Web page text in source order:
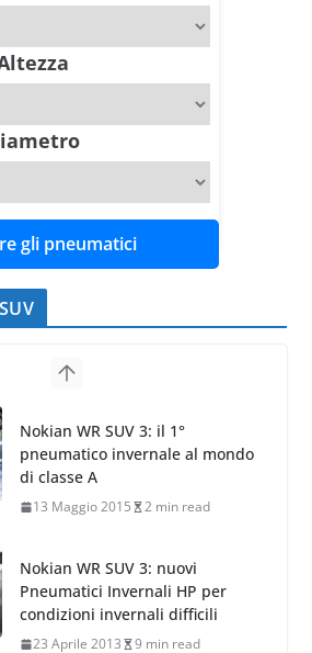
Hankook Test Pneumatici Estivi
2026: Ventus evo vince con Auto
Bild, Ventus Prime 4 convince
26 Marzo 2026 8 min read
gli pneumatici
Nokian WR SUV 3: nuovi
Pneumatici Invernali HP per
condizioni invernali difficili
23 Aprile 2013 9 min read
Geolandar G073: nuovi
invernali SUV
2012 2 min read